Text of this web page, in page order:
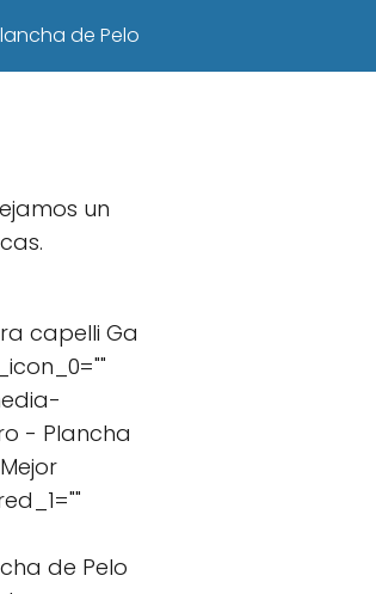
de Pelo
un
capelli Ga
- Plancha
de Pelo